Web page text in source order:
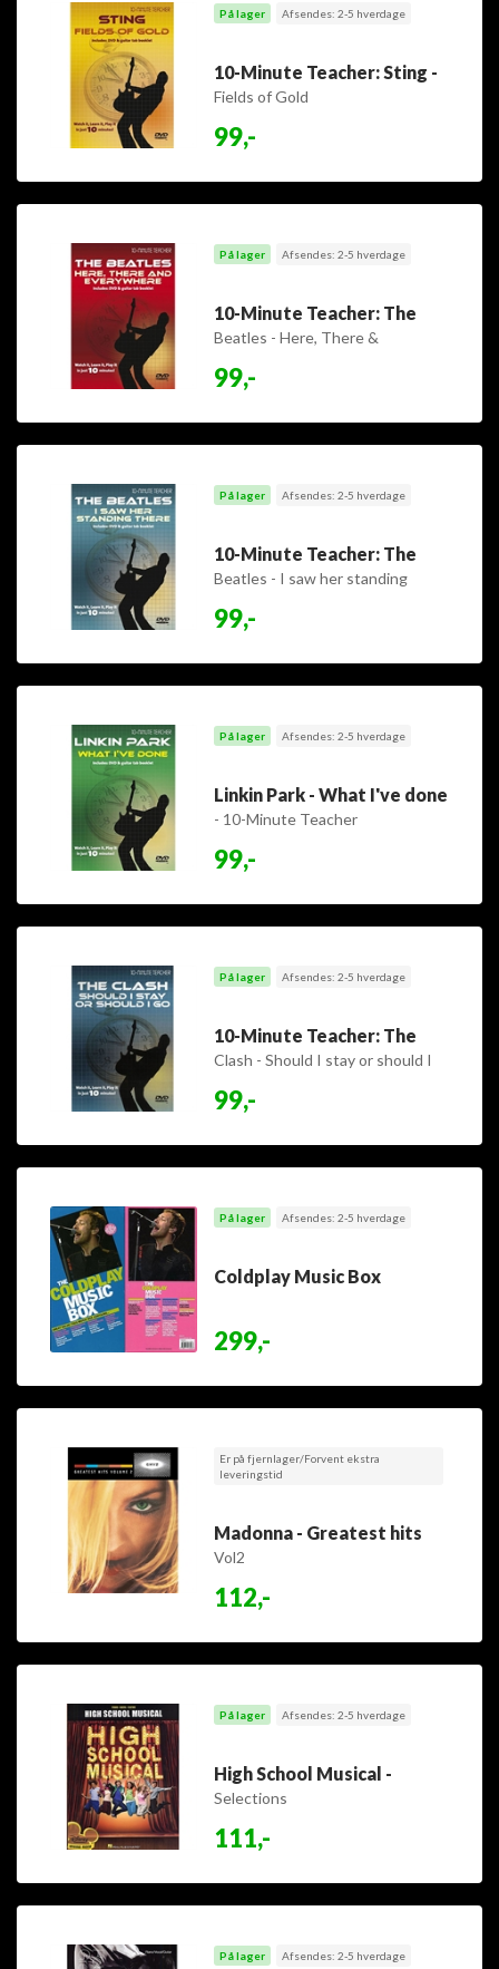
På lager Afsendes: 2-5 hverdage
10-Minute Teacher: Sting -
Fields of Gold
99,-
På lager Afsendes: 2-5 hverdage
10-Minute Teacher: The
Beatles - Here, There &
99,-
På lager Afsendes: 2-5 hverdage
10-Minute Teacher: The
Beatles - I saw her standing
99,-
På lager Afsendes: 2-5 hverdage
Linkin Park - What I've done
- 10-Minute Teacher
99,-
På lager Afsendes: 2-5 hverdage
10-Minute Teacher: The
Clash - Should I stay or should I
99,-
På lager Afsendes: 2-5 hverdage
Coldplay Music Box
299,-
Er på fjernlager/Forvent ekstra
leveringstid
Madonna - Greatest hits
Vol2
112,-
På lager Afsendes: 2-5 hverdage
High School Musical -
Selections
111,-
På lager Afsendes: 2-5 hverdage